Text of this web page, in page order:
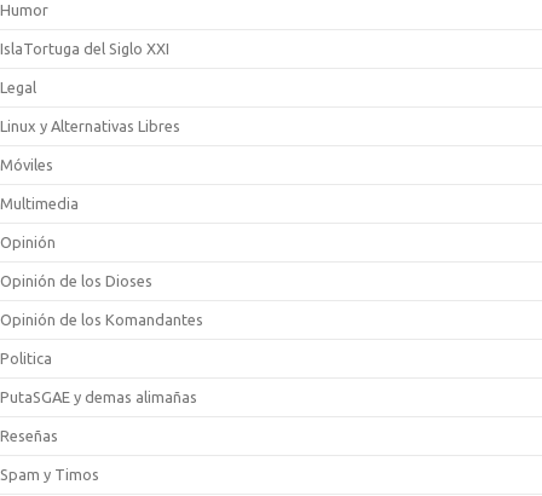
Humor
IslaTortuga del Siglo XXI
Legal
Linux y Alternativas Libres
Móviles
Multimedia
Opinión
Opinión de los Dioses
Opinión de los Komandantes
Politica
PutaSGAE y demas alimañas
Reseñas
Spam y Timos